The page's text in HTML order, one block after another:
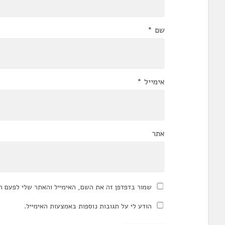
שם *
אימייל *
אתר
שמור בדפדפן זה את השם, האימייל והאתר שלי לפעם
הודע לי על תגובות נוספות באמצעות האימייל.